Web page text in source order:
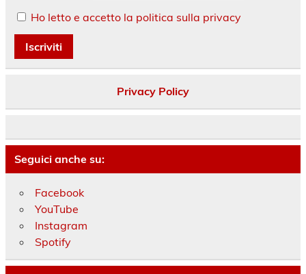
Ho letto e accetto la politica sulla privacy
Privacy Policy
Seguici anche su:
Facebook
YouTube
Instagram
Spotify